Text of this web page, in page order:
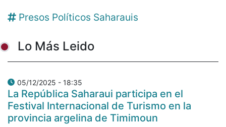
Presos Políticos Saharauis
Lo Más Leido
05/12/2025 - 18:35
La República Saharaui participa en el
Festival Internacional de Turismo en la
provincia argelina de Timimoun